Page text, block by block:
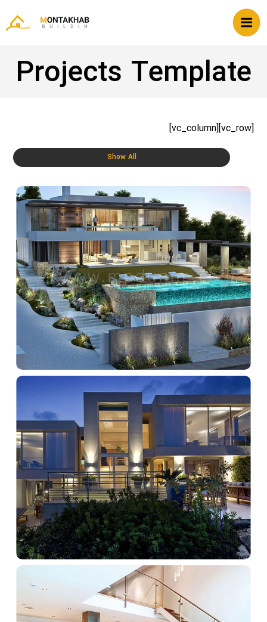
Projects Template
[vc_row][vc_column]
Show All